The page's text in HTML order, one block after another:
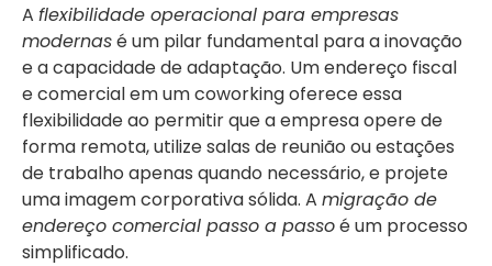
A flexibilidade operacional para empresas
modernasé um pilar fundamental para a inovação
e a capacidade de adaptação. Um endereço fiscal
e comercial em um coworking oferece essa
flexibilidade ao permitir que a empresa opere de
forma remota, utilize salas de reunião ou estações
de trabalho apenas quando necessário, e projete
uma imagem corporativa sólida. A migração de
endereço comercial passo a passoé um processo
simplificado.